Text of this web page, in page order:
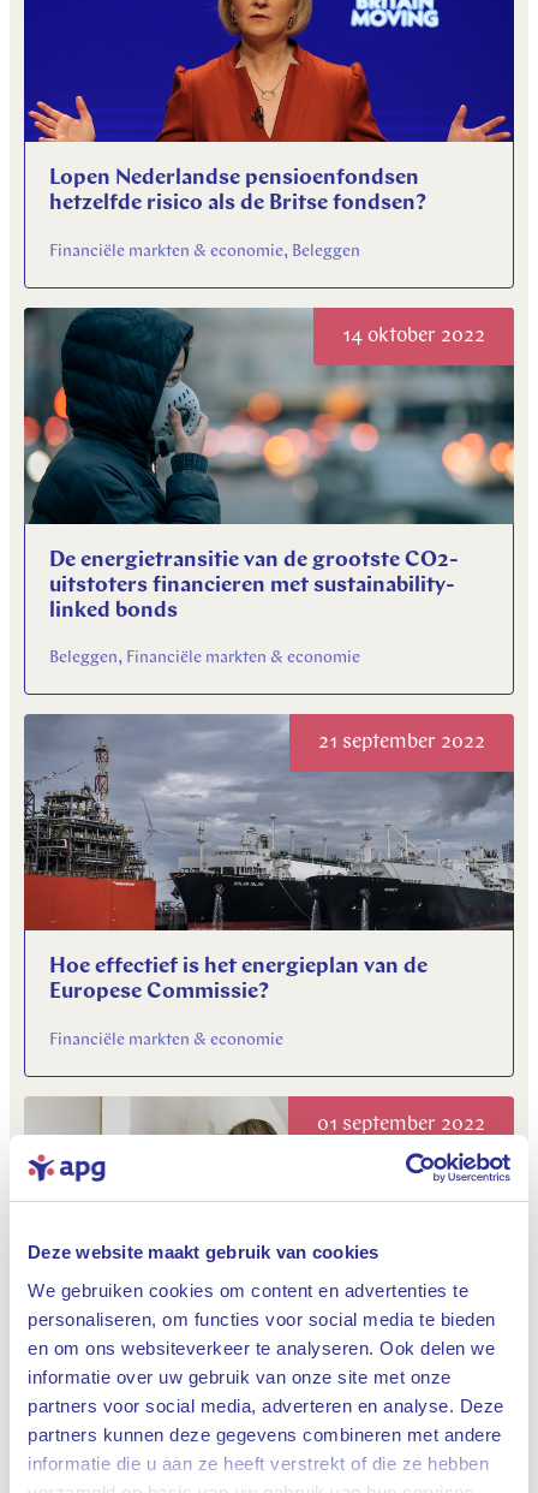
Deze website maakt gebruik van cookies
We gebruiken cookies om content en advertenties te
personaliseren, om functies voor social media te bieden
en om ons websiteverkeer te analyseren. Ook delen we
informatie over uw gebruik van onze site met onze
partners voor social media, adverteren en analyse. Deze
partners kunnen deze gegevens combineren met andere
informatie die u aan ze heeft verstrekt of die ze hebben
Sluiten
Lopen Nederlandse pensioenfondsen
hetzelfde risico als de Britse fondsen?
Financiële markten & economie, Beleggen
14 oktober 2022
De energietransitie van de grootste CO2-
uitstoters financieren met sustainability-
linked bonds
Beleggen, Financiële markten & economie
21 september 2022
Hoe effectief is het energieplan van de
Europese Commissie?
Financiële markten & economie
01 september 2022
Hebben lagere bestedingen door
consumenten ook economische voordelen?